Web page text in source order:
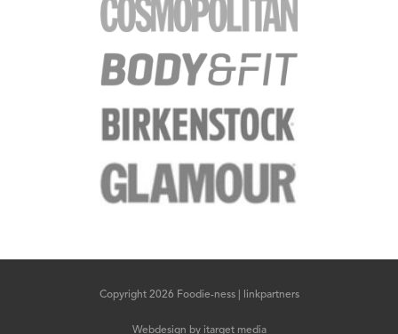
Copyright 2026 Foodie-ness | linkpartners
Webdesign by itarget media